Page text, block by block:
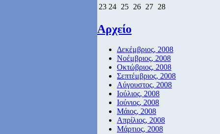
23 24 25 26 27 28
Αρχείο
Δεκέμβριος, 2008
Νοέμβριος, 2008
Οκτώβριος, 2008
Σεπτέμβριος, 2008
Αύγουστος, 2008
Ιούλιος, 2008
Ιούνιος, 2008
Μάιος, 2008
Απρίλιος, 2008
Μάρτιος, 2008